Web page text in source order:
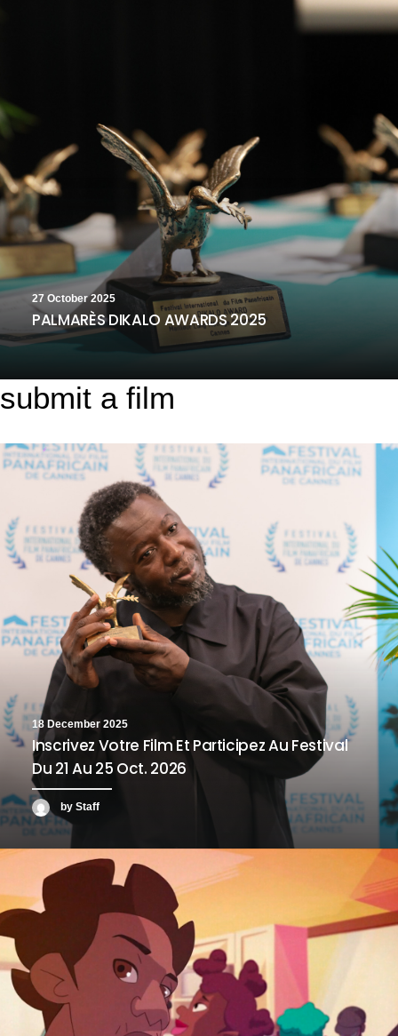
27 October 2025
PALMARÈS DIKALO AWARDS 2025
submit a film
18 December 2025
Inscrivez Votre Film Et Participez Au Festival
Du 21 Au 25 Oct. 2026
by Staff